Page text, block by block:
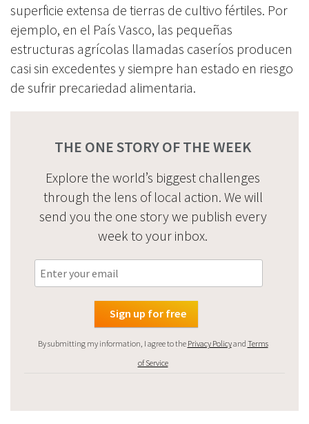
superficie extensa de tierras de cultivo fértiles. Por
ejemplo, en el País Vasco, las pequeñas
estructuras agrícolas llamadas caseríos producen
casi sin excedentes y siempre han estado en riesgo
de sufrir precariedad alimentaria.
THE ONE STORY OF THE WEEK
Explore the world’s biggest challenges
through the lens of local action. We will
send you the one story we publish every
week to your inbox.
By submitting my information, I agree to the Privacy Policyand Terms
of Service